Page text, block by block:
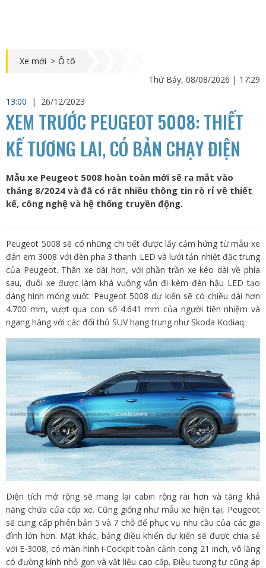
Xe mới > Ô tô
Thứ Bảy, 08/08/2026 | 17:29
13:00
| 26/12/2023
XEM TRƯỚC PEUGEOT 5008: THIẾT
KẾ TƯƠNG LAI, CÓ BẢN CHẠY ĐIỆN
Mẫu xe Peugeot 5008 hoàn toàn mới sẽ ra mắt vào
tháng 8/2024 và đã có rất nhiều thông tin rò rỉ về thiết
kế, công nghệ và hệ thống truyền động.
Peugeot 5008 sẽ có những chi tiết được lấy cảm hứng từ mẫu xe
đàn em 3008 với đèn pha 3 thanh LED và lưới tản nhiệt đặc trưng
của Peugeot. Thân xe dài hơn, với phần trần xe kéo dài về phía
sau, đuôi xe được làm khá vuông vắn đi kèm đèn hậu LED tạo
dáng hình móng vuốt. Peugeot 5008 dự kiến ​​sẽ có chiều dài hơn
4.700 mm, vượt qua con số 4.641 mm của người tiền nhiệm và
ngang hàng với các đối thủ SUV hạng trung như Skoda Kodiaq.
Diện tích mở rộng sẽ mang lại cabin rộng rãi hơn và tăng khả
năng chứa của cốp xe. Cũng giống như mẫu xe hiện tại, Peugeot
sẽ cung cấp phiên bản 5 và 7 chỗ để phục vụ nhu cầu của các gia
đình lớn hơn. Mặt khác, bảng điều khiển dự kiến ​​​​sẽ được chia sẻ
với E-3008, có màn hình i-Cockpit toàn cảnh cong 21 inch, vô lăng
có đường kính nhỏ gọn và vật liệu cao cấp. Điều tương tự cũng áp